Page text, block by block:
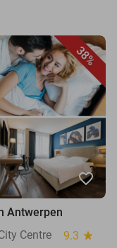
38%
favorite_border
Antwerpen
Centre
9.3 star